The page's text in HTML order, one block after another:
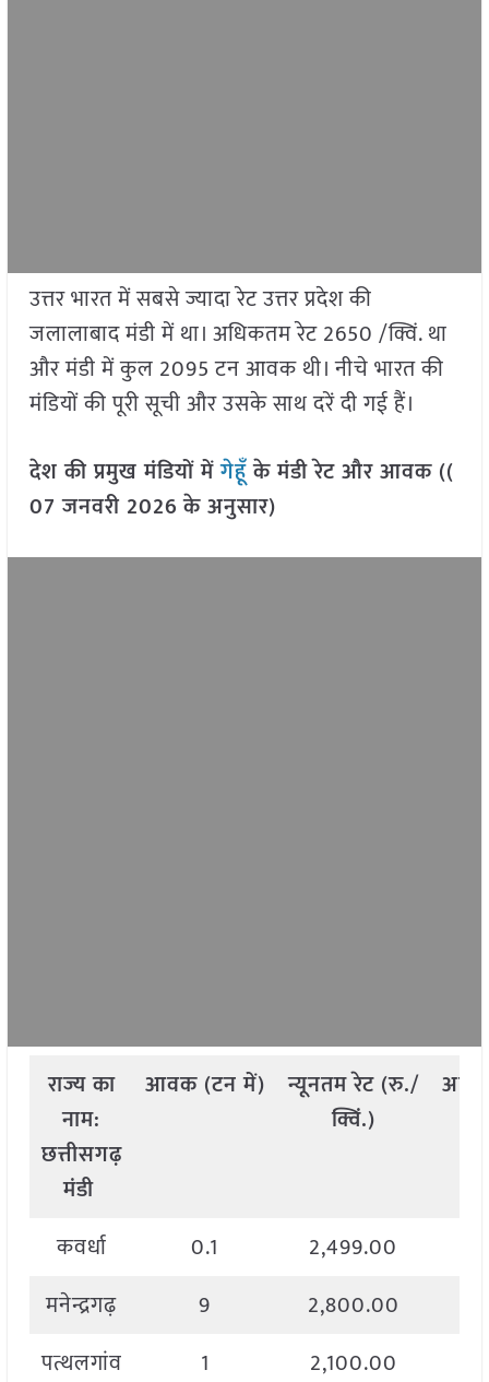
उत्तर भारत में सबसे ज्यादा रेट उत्तर प्रदेश की
जलालाबाद मंडी में था। अधिकतम रेट 2650 /क्विं. था
और मंडी में कुल 2095 टन आवक थी। नीचे भारत की
मंडियों की पूरी सूची और उसके साथ दरें दी गई हैं।
देश की प्रमुख मंडियों मेंगेहूँके मंडी रेट और आवक ((
07 जनवरी 2026के अनुसार)
राज्यका
नाम:
छत्तीसगढ़
मंडी
आवक (टनमें) न्यूनतमरेट (रु./
क्विं.)
कवर्धा 0.1 2,499.00
मनेन्द्रगढ़
9 2,800.00
पत्थलगांव
1 2,100.00